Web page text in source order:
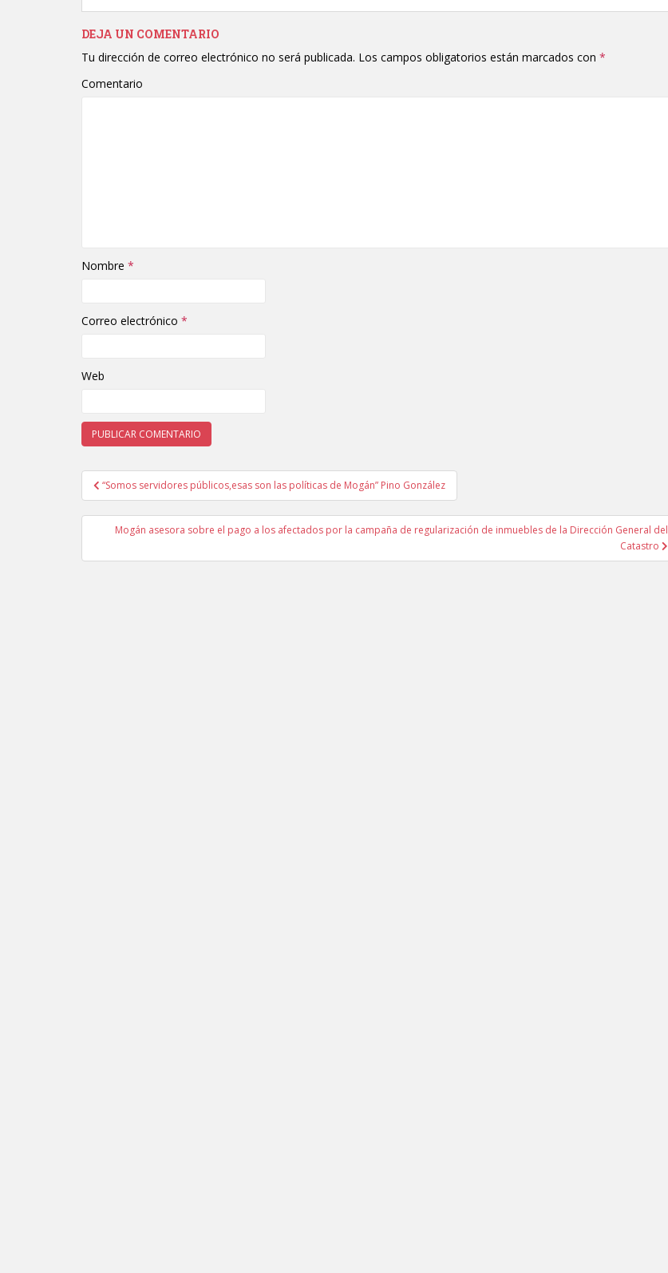
DEJA UN COMENTARIO
Tu dirección de correo electrónico no será publicada. Los campos obligatorios están marcados con *
Comentario
Nombre *
Correo electrónico *
Web
Navegación de entradas
“Somos servidores públicos,esas son las políticas de Mogán” Pino González
Mogán asesora sobre el pago a los afectados por la campaña de regularización de inmuebles de la Dirección General del
Catastro